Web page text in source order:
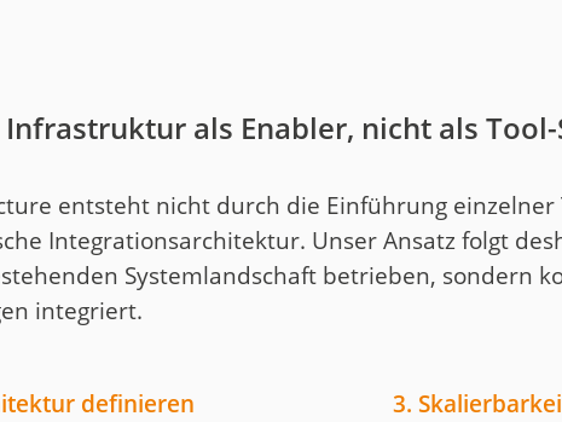
Infrastruktur als Enabler, nicht als
entsteht nicht durch die Einführung
Integrationsarchitektur. Unser Ansatz folgt
Systemlandschaft betrieben, sondern
integriert.
definieren
3.